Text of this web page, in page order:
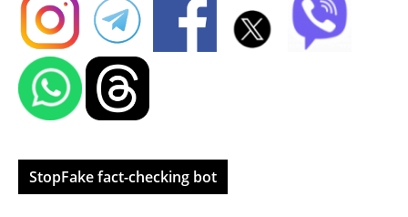
StopFake fact-checking bot